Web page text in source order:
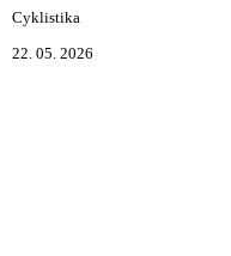
Cyklistika
22. 05. 2026